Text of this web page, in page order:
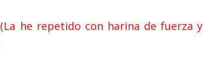
(La he repetido con harina de fuerza y